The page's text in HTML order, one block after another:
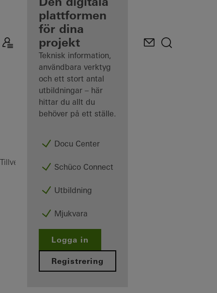
Upptäck
Min
arbetsplats
plattformen
för dina
projekt
Teknisk information,
användbara verktyg
och ett stort antal
utbildningar – här
hittar du allt du
behöver på ett ställe.
Docu Center
Schüco Connect
Utbildning
Mjukvara
Logga in
Registrering
Tillverkare Produkter Dörrar